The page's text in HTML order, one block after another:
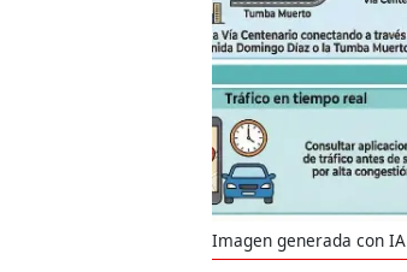
Imagen generada con IA